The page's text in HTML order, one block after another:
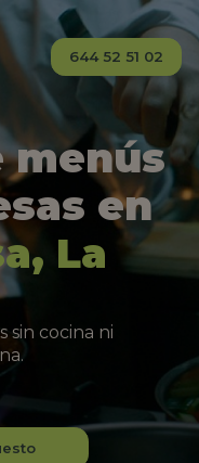
644 52 51 02
menús
en
La
sin cocina ni